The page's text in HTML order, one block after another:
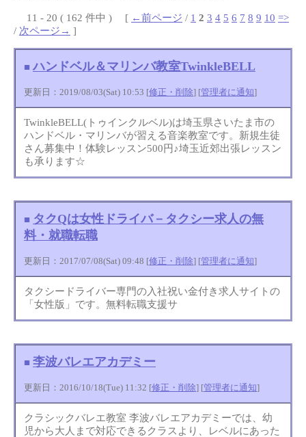
11 - 20 ( 162 件中 ) [ ←前ページ / 1 2 3 4 5 6 7 8 9 10 =>
/ 次ページ→ ]
■ ハンドベル＆マリンバ教室TwinkleBELL
更新日：2019/08/03(Sat) 10:53 [修正・削除] [管理者に通知]
TwinkleBELL(トゥインクルベル)は埼玉県さいたま市の
ハンドベル・マリンバが習える音楽教室です。新規生徒
さん募集中！体験レッスン500円♪埼玉近郊出張レッスン
も承ります☆
■ タクQは女性ドライバ－タクシー求人の無
料・就職転職
更新日：2017/07/08(Sat) 09:48 [修正・削除] [管理者に通知]
タクシードライバー専門の入社祝い金付き求人サイトの
「女性版」です。無料転職支援サ
■ 李波バレエアカデミー
更新日：2016/10/18(Tue) 11:32 [修正・削除] [管理者に通知]
クラシックバレエ教室 李波バレエアカデミーでは、幼
児から大人まで対応できるクラスより、レベルにあった